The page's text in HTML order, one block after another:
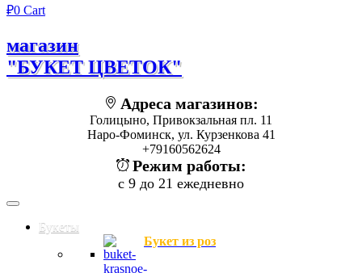
₽0 Cart
магазин
"БУКЕТ ЦВЕТОК"
Адреса магазинов:
Голицыно, Привокзальная пл. 11
Наро-Фоминск, ул. Курзенкова 41
+79160562624
Режим работы:
с 9 до 21 ежедневно
Букеты
Букет из роз